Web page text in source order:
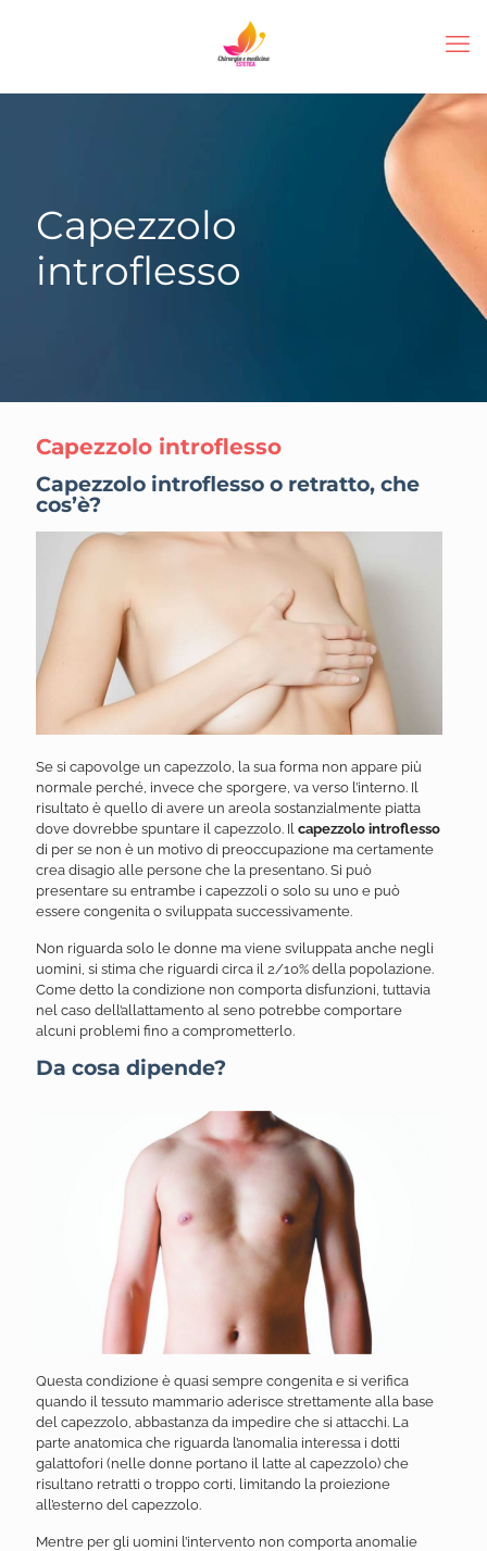
Capezzolo
introflesso
Capezzolo introflesso
Capezzolo introflesso o retratto, che
cos’è?
Se si capovolge un capezzolo, la sua forma non appare più
normale perché, invece che sporgere, va verso l’interno. Il
risultato è quello di avere un areola sostanzialmente piatta
dove dovrebbe spuntare il capezzolo. Il capezzolo introflesso
di per se non è un motivo di preoccupazione ma certamente
crea disagio alle persone che la presentano. Si può
presentare su entrambe i capezzoli o solo su uno e può
essere congenita o sviluppata successivamente.
Non riguarda solo le donne ma viene sviluppata anche negli
uomini, si stima che riguardi circa il 2/10% della popolazione.
Come detto la condizione non comporta disfunzioni, tuttavia
nel caso dell’allattamento al seno potrebbe comportare
alcuni problemi fino a comprometterlo.
Da cosa dipende?
Questa condizione è quasi sempre congenita e si verifica
quando il tessuto mammario aderisce strettamente alla base
del capezzolo, abbastanza da impedire che si attacchi. La
parte anatomica che riguarda l’anomalia interessa i dotti
galattofori (nelle donne portano il latte al capezzolo) che
risultano retratti o troppo corti, limitando la proiezione
all’esterno del capezzolo.
Mentre per gli uomini l’intervento non comporta anomalie